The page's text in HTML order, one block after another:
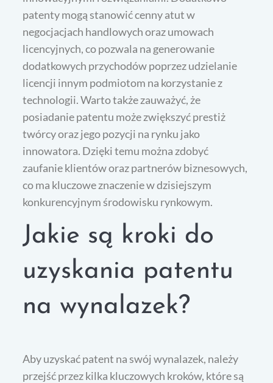
patenty mogą stanowić cenny atut w
negocjacjach handlowych oraz umowach
licencyjnych, co pozwala na generowanie
dodatkowych przychodów poprzez udzielanie
licencji innym podmiotom na korzystanie z
technologii. Warto także zauważyć, że
posiadanie patentu może zwiększyć prestiż
twórcy oraz jego pozycji na rynku jako
innowatora. Dzięki temu można zdobyć
zaufanie klientów oraz partnerów biznesowych,
co ma kluczowe znaczenie w dzisiejszym
konkurencyjnym środowisku rynkowym.
Jakie są kroki do
uzyskania patentu
na wynalazek?
Aby uzyskać patent na swój wynalazek, należy
przejść przez kilka kluczowych kroków, które są